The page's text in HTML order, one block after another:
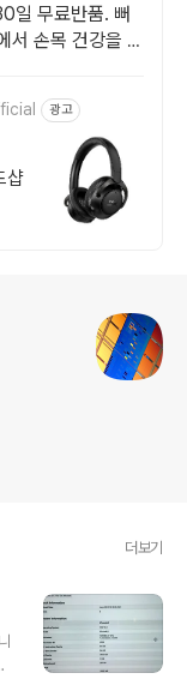
일 무료반품. 뻐
서 손목 건강을 챙
광고
샵
더보기